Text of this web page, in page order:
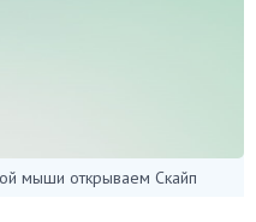
мыши открываем Скайп